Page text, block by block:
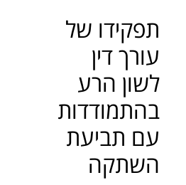
תפקידו של
עורך דין
לשון הרע
בהתמודדות
עם תביעת
השתקה